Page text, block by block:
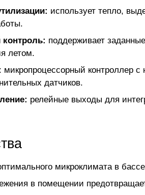
использует тепло,
поддерживает
летом.
микропроцессорный контроллер с
датчиков.
релейные выходы для
микроклимата в
в помещении